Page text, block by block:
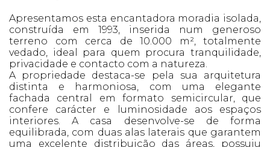
Apresentamos esta encantadora moradia isolada,
construída em 1993, inserida num generoso
terreno com cerca de 10.000 m², totalmente
vedado, ideal para quem procura tranquilidade,
privacidade e contacto com a natureza.
A propriedade destaca-se pela sua arquitetura
distinta e harmoniosa, com uma elegante
fachada central em formato semicircular, que
confere carácter e luminosidade aos espaços
interiores. A casa desenvolve-se de forma
equilibrada, com duas alas laterais que garantem
uma excelente distribuição das áreas, possuiu